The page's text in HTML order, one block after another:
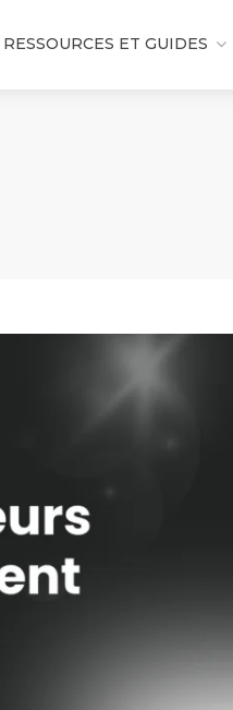
RESSOURCES ET GUIDES